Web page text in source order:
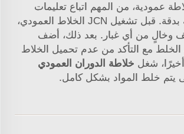
عمودية، من المهم اتباع تعليمات
بدقة. قبل تشغيل JCN الخلاط العمودي،
وخالٍ من أي غبار. بعد ذلك، أضف
الخلط مع التأكد من عدم تحميل الخلاط
شغل خلاطة الدوران العمودي
يتم خلط المواد بشكل كامل.